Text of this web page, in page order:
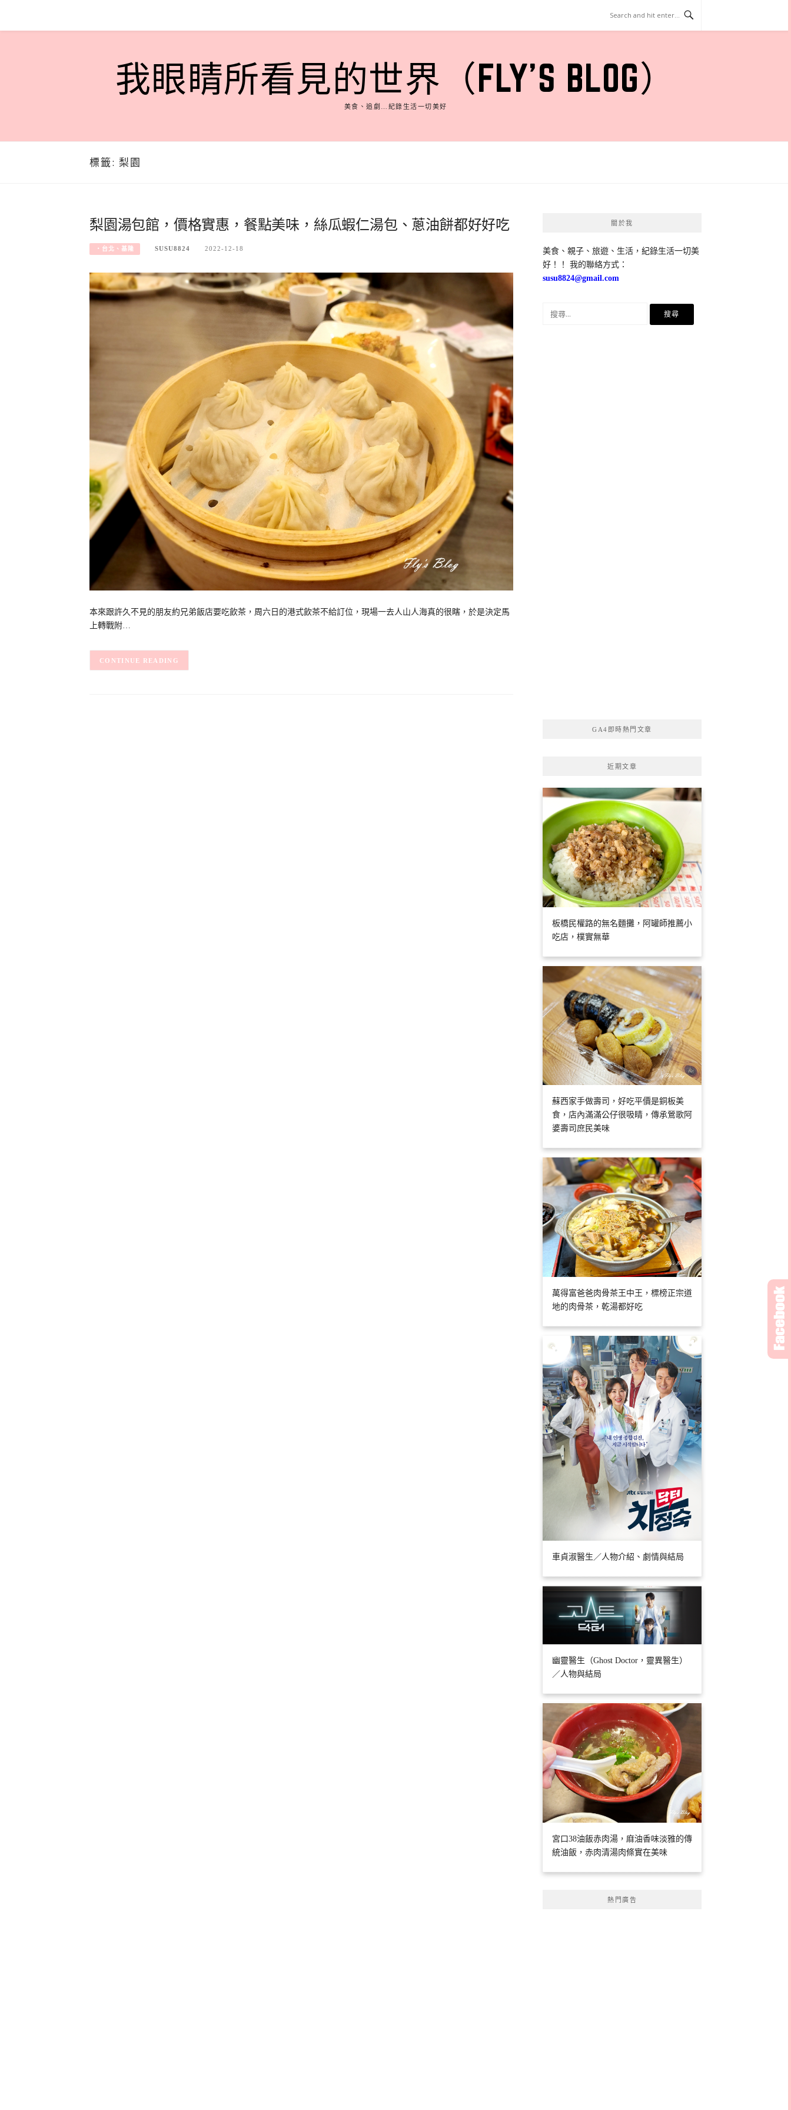
content
我眼睛所看見的世界（FLY'S BLOG）
美食、追劇…紀錄生活一切美好
標籤: 梨園
梨園湯包館，價格實惠，餐點美味，絲瓜蝦仁湯包、蔥油餅都好好吃
‧台北、基隆 SUSU8824 2022-12-18
本來跟許久不見的朋友約兄弟飯店要吃飲茶，周六日的港式飲茶不給訂位，現場一去人山人海真的很瞎，於是決定馬
上轉戰附…
CONTINUE READING
關於我
美食、親子、旅遊、生活，紀錄生活一切美
好！！ 我的聯絡方式：
susu8824@gmail.com
GA4即時熱門文章
近期文章
板橋民權路的無名麵攤，阿罐師推薦小
吃店，樸實無華
蘇西家手做壽司，好吃平價是銅板美
食，店內滿滿公仔很吸睛，傳承鶯歌阿
婆壽司庶民美味
萬得富爸爸肉骨茶王中王，標榜正宗道
地的肉骨茶，乾湯都好吃
車貞淑醫生／人物介紹、劇情與結局
幽靈醫生（Ghost Doctor，靈異醫生）
／人物與結局
宮口38油飯赤肉湯，麻油香味淡雅的傳
統油飯，赤肉清湯肉條實在美味
熱門廣告